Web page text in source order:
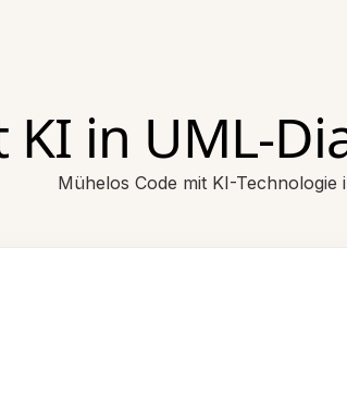
KI in UML-
Mühelos Code mit KI-